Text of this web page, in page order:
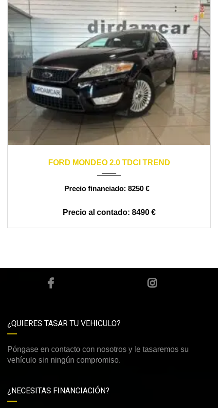
FORD MONDEO 2.0 TDCI TREND
8250 €
8490 €
¿QUIERES TASAR TU VEHICULO?
Póngase en contacto con nosotros y le tasaremos su
vehículo sin ningún compromiso.
¿NECESITAS FINANCIACIÓN?